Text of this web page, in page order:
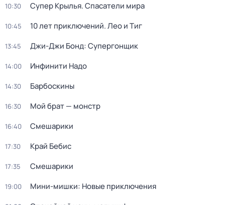
10:30 Супер Крылья. Спасатели мира
10:45 10 лет приключений. Лео и Тиг
13:45 Джи-Джи Бонд: Супергонщик
14:00 Инфинити Надо
14:30 Барбоскины
16:30 Мой брат — монстр
16:40 Смешарики
17:30 Край Бебис
17:35 Смешарики
19:00 Мини-мишки: Новые приключения